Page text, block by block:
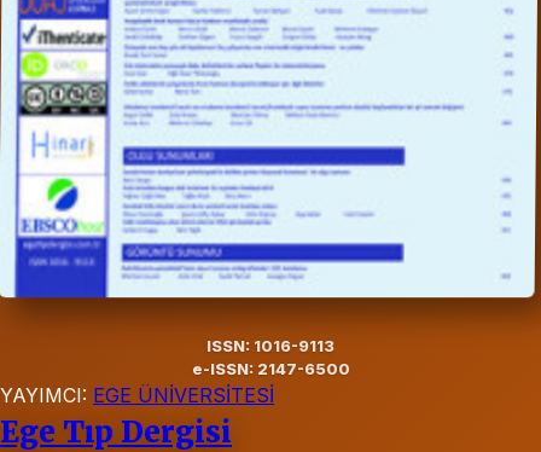
ISSN: 1016-9113
e-ISSN: 2147-6500
YAYIMCI: EGE ÜNİVERSİTESİ
Ege Tıp Dergisi